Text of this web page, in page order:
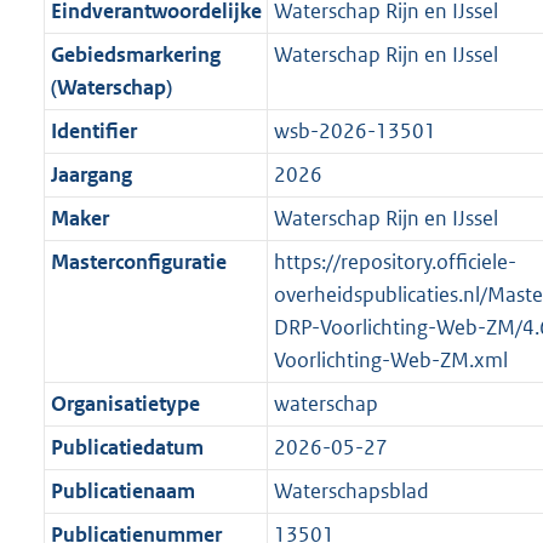
f
o
r
m
a
a
t
b
n
f
o
r
m
a
a
t
b
i
n
f
o
r
m
a
a
t
b
e
i
n
f
o
r
m
a
a
9
b
o
o
t
e
:
2
K
b
r
o
t
t
e
:
2
K
b
Eindverantwoordelijke Waterschap Rijn en IJssel
Gebiedsmarkering
(Waterschap)
Waterschap Rijn en IJssel
Identifier
wsb-2026-13501
Jaargang
2026
Maker
Waterschap Rijn en IJssel
Masterconfiguratie
https://repository.officiele-
overheidspublicaties.nl/
DRP-Voorlichting-Web-ZM/
Voorlichting-Web-ZM.xml
Organisatietype
waterschap
Publicatiedatum
2026-05-27
Publicatienaam
Waterschapsblad
Publicatienummer
13501